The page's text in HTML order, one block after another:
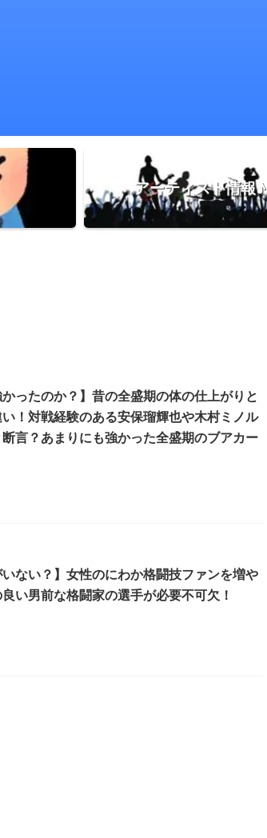
アーティスト情報♪
ったのか？】昔の全盛期の体の仕上がりと
！対戦経験のある安保瑠輝也や木村ミノル
言？あまりにも強かった全盛期のブアカー
ない？】女性のにわか格闘技ファンを増や
い男前な格闘家の選手が必要不可欠！